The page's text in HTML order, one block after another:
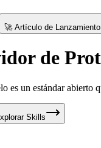
🚀 Artículo de Lanzamiento
de
es un estándar abierto
Skills